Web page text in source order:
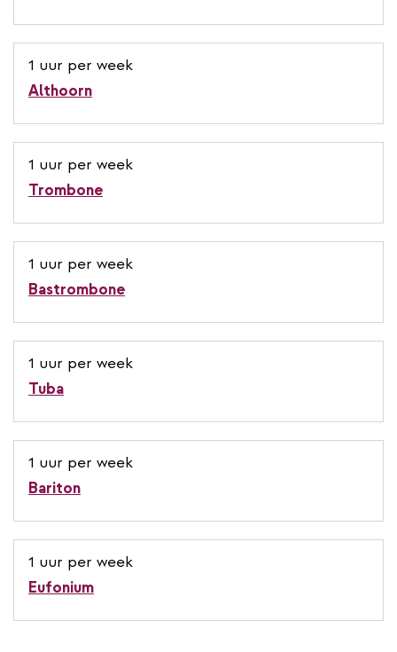
1 uur per week
Althoorn
1 uur per week
Trombone
1 uur per week
Bastrombone
1 uur per week
Tuba
1 uur per week
Bariton
1 uur per week
Eufonium